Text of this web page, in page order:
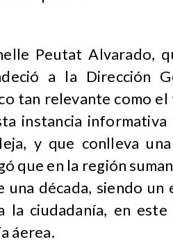
Peutat Alvarado,
a la Dirección
tan relevante como
instancia
y que conlleva
que en la región
una década, siendo
la ciudadanía, en
áerea.